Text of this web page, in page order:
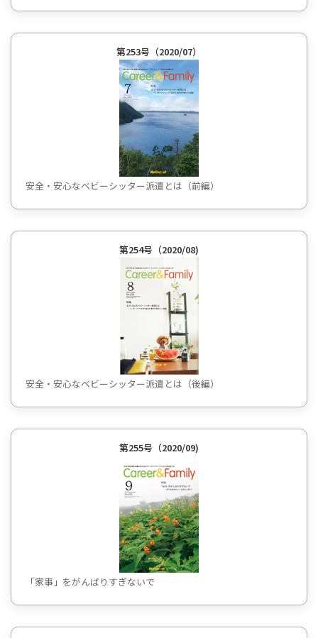
第253号（2020/07）
安全・安心なベビーシッター派遣とは（前編）
第254号（2020/08)
安全・安心なベビーシッター派遣とは（後編）
第255号（2020/09)
「家事」をがんばりすぎないで